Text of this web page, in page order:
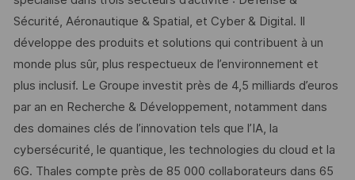
Sécurité, Aéronautique & Spatial, et Cyber & Digital. Il
développe des produits et solutions qui contribuent à un
monde plus sûr, plus respectueux de l’environnement et
plus inclusif. Le Groupe investit près de 4,5 milliards d’euros
par an en Recherche & Développement, notamment dans
des domaines clés de l’innovation tels que l’IA, la
cybersécurité, le quantique, les technologies du cloud et la
6G. Thales compte près de 85 000 collaborateurs dans 65